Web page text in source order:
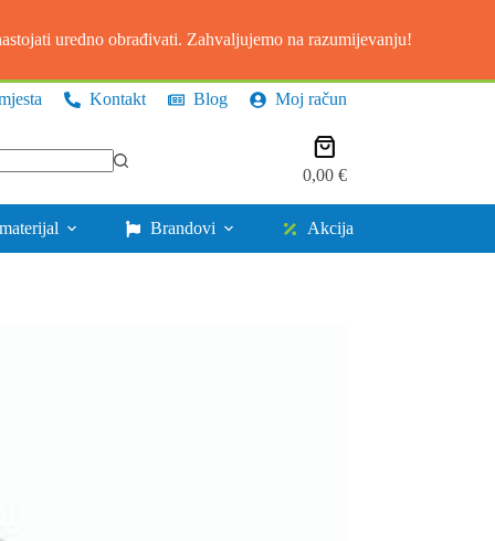
uredno obrađivati. Zahvaljujemo na razumijevanju!
Kontakt Blog Moj račun
Košarica
0,00 €
Brandovi Akcija